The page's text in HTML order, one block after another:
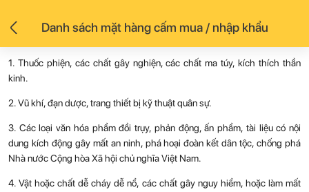
Danh sách mặt hàng cấm mua / nhập khẩu
1. Thuốc phiện, các chất gây nghiện, các chất ma túy, kích thích thần
kinh.
2. Vũ khí, đạn dược, trang thiết bị kỹ thuật quân sự.
3. Các loại văn hóa phẩm đồi trụy, phản động, ấn phẩm, tài liệu có nội
dung kích động gây mất an ninh, phá hoại đoàn kết dân tộc, chống phá
Nhà nước Cộng hòa Xã hội chủ nghĩa Việt Nam.
4. Vật hoặc chất dễ cháy dễ nổ, các chất gây nguy hiểm, hoặc làm mất